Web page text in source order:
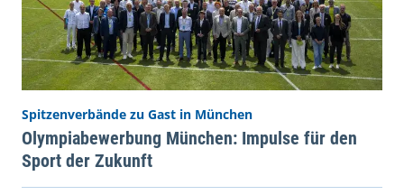
Spitzenverbände zu Gast in München
Olympiabewerbung München: Impulse für den
Sport der Zukunft